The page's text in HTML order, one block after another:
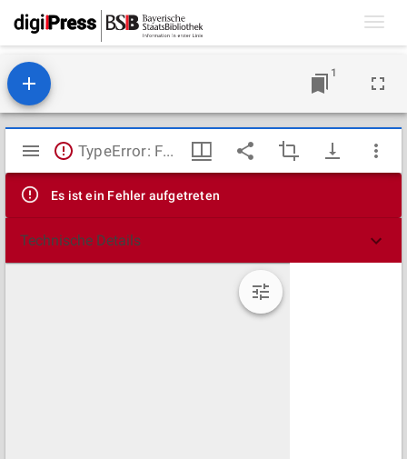
1
Mirador
Viewer
TypeError: Failed to fetch
Es ist ein Fehler aufgetreten
Technische Details